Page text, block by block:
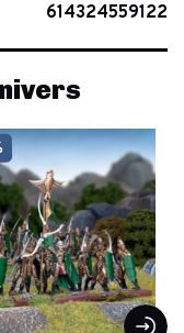
614324559122